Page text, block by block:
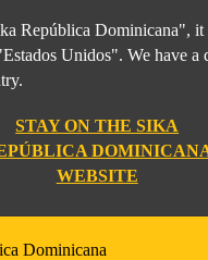
República Dominicana", it
Unidos". We have a
STAY ON THE SIKA
WEBSITE
Dominicana